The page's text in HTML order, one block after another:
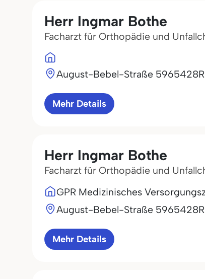
Herr Ingmar Bothe
Facharzt für Orthopädie und
August-Bebel-Straße 5965428
Mehr Details
Herr Ingmar Bothe
Facharzt für Orthopädie und
GPR Medizinisches
August-Bebel-Straße 5965428
Mehr Details